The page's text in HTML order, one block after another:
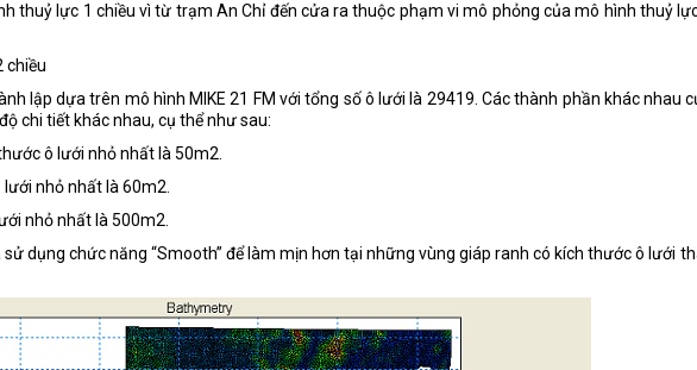
thuỷ lực 1 chiều vì từ trạm An Chỉ đến cửa ra thuộc phạm vi mô phỏng của mô hình thuỷ
chiều
lập dựa trên mô hình MIKE 21 FM với tổng số ô lưới là 29419. Các thành phần khác nhau
chi tiết khác nhau, cụ thể như sau:
ô lưới nhỏ nhất là 50m2.
nhỏ nhất là 60m2.
nhỏ nhất là 500m2.
dụng chức năng “Smooth” để làm mịn hơn tại những vùng giáp ranh có kích thước ô lưới